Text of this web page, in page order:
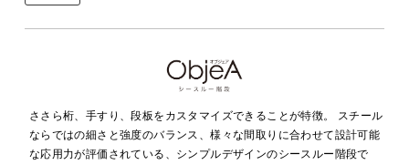
ささら桁、手すり、段板をカスタマイズできることが特徴。 スチール
ならではの細さと強度のバランス、様々な間取りに合わせて設計可能
な応用力が評価されている、シンプルデザインのシースルー階段で